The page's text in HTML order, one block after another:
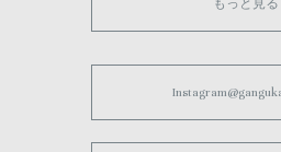
もっと見る